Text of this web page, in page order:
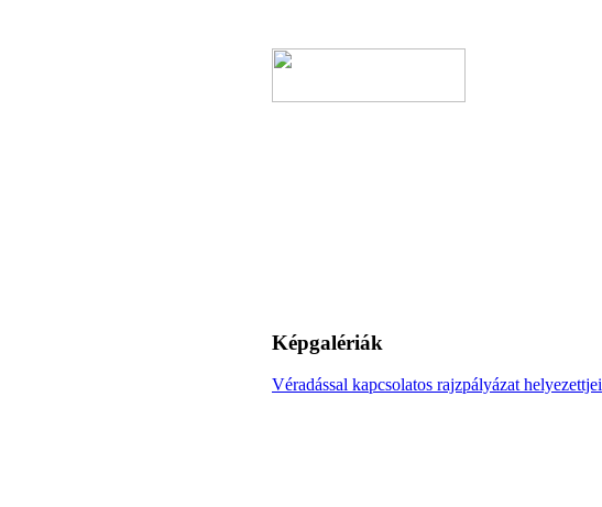
Képgalériák
Véradással kapcsolatos rajzpályázat helyezettjei